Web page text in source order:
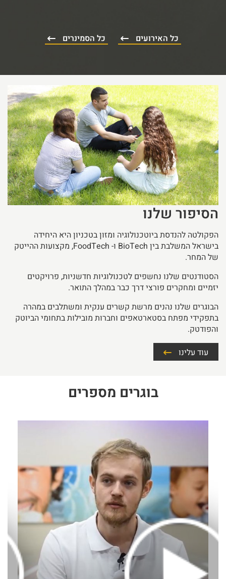
כל האירועים כל הסמינרים
הסיפור שלנו
הפקולטה להנדסת ביוטכנולוגיה ומזון בטכניון היא היחידה
בישראל המשלבת בין BioTech ו- FoodTech, מקצועות ההייטק
של המחר.
הסטודנטים שלנו נחשפים לטכנולוגיות חדשניות, פרויקטים
יזמיים ומחקרים פורצי דרך כבר במהלך התואר.
הבוגרים שלנו נהנים מרשת קשרים ענקית ומשתלבים במהרה
בתפקידי מפתח בסטארטאפים וחברות מובילות בתחומי הביוטק
והפודטק.
עוד עלינו
בוגרים מספרים